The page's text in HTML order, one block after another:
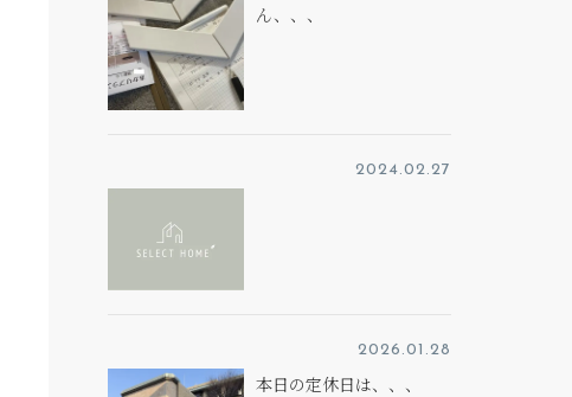
ん、、、
2024.02.27
2026.01.28
本日の定休日は、、、